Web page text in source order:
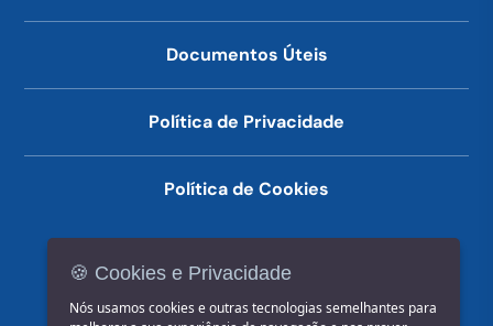
Documentos Úteis
Política de Privacidade
Política de Cookies
🍪 Cookies e Privacidade
Nós usamos cookies e outras tecnologias semelhantes para